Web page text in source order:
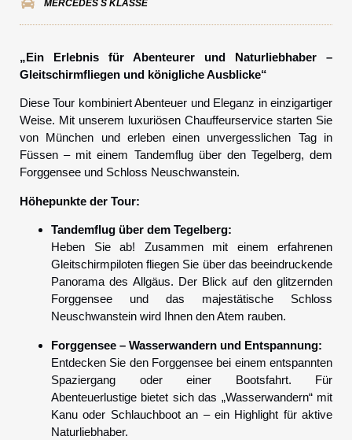
MERCEDES S KLASSE
„Ein Erlebnis für Abenteurer und Naturliebhaber –
Gleitschirmfliegen und königliche Ausblicke“
Diese Tour kombiniert Abenteuer und Eleganz in einzigartiger
Weise. Mit unserem luxuriösen Chauffeurservice starten Sie
von München und erleben einen unvergesslichen Tag in
Füssen – mit einem Tandemflug über den Tegelberg, dem
Forggensee und Schloss Neuschwanstein.
Höhepunkte der Tour:
Tandemflug über dem Tegelberg:
Heben Sie ab! Zusammen mit einem erfahrenen
Gleitschirmpiloten fliegen Sie über das beeindruckende
Panorama des Allgäus. Der Blick auf den glitzernden
Forggensee und das majestätische Schloss
Neuschwanstein wird Ihnen den Atem rauben.
Forggensee – Wasserwandern und Entspannung:
Entdecken Sie den Forggensee bei einem entspannten
Spaziergang oder einer Bootsfahrt. Für
Abenteuerlustige bietet sich das „Wasserwandern“ mit
Kanu oder Schlauchboot an – ein Highlight für aktive
Naturliebhaber.